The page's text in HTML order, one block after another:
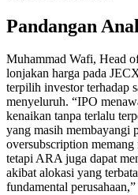
Pandangan
Muhammad Wafi, Head
lonjakan harga pada
terpilih investor terhadap
menyeluruh. “IPO
kenaikan tanpa terlalu
yang masih membayangi
oversubscription
tetapi ARA juga dapat
akibat alokasi yang
fundamental